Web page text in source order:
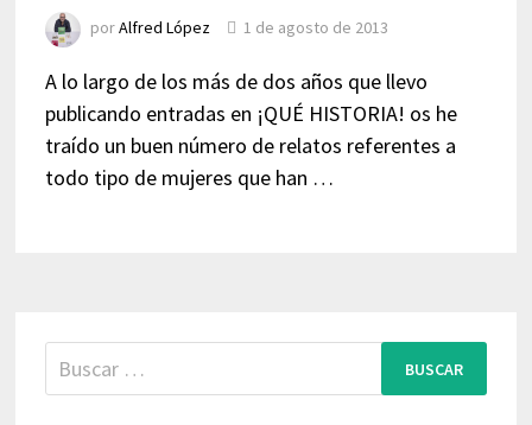
porAlfred López 1 de agosto de 2013
A lo largo de los más de dos años que llevo
publicando entradas en ¡QUÉ HISTORIA! os he
traído un buen número de relatos referentes a
todo tipo de mujeres que han …
Buscar: